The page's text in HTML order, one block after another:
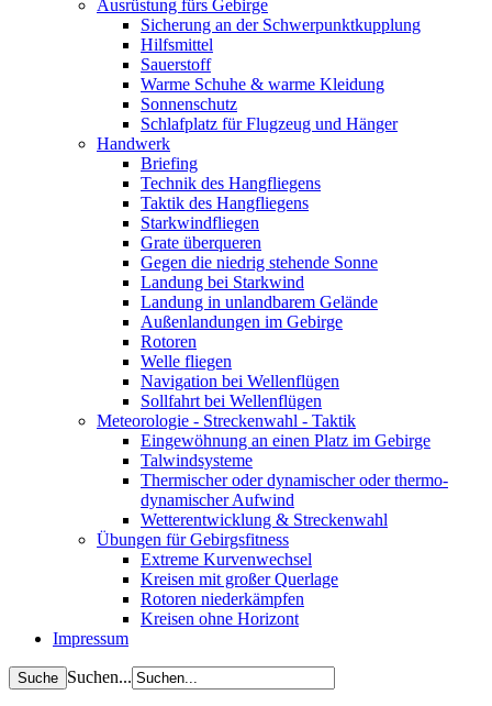
Ausrüstung fürs Gebirge
Sicherung an der Schwerpunktkupplung
Hilfsmittel
Sauerstoff
Warme Schuhe & warme Kleidung
Sonnenschutz
Schlafplatz für Flugzeug und Hänger
Handwerk
Briefing
Technik des Hangfliegens
Taktik des Hangfliegens
Starkwindfliegen
Grate überqueren
Gegen die niedrig stehende Sonne
Landung bei Starkwind
Landung in unlandbarem Gelände
Außenlandungen im Gebirge
Rotoren
Welle fliegen
Navigation bei Wellenflügen
Sollfahrt bei Wellenflügen
Meteorologie - Streckenwahl - Taktik
Eingewöhnung an einen Platz im Gebirge
Talwindsysteme
Thermischer oder dynamischer oder thermo-
dynamischer Aufwind
Wetterentwicklung & Streckenwahl
Übungen für Gebirgsfitness
Extreme Kurvenwechsel
Kreisen mit großer Querlage
Rotoren niederkämpfen
Kreisen ohne Horizont
Impressum
Suchen...